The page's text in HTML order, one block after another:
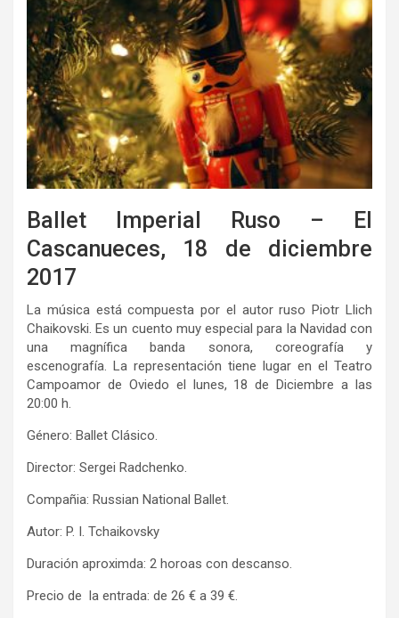
Ballet Imperial Ruso – El
Cascanueces, 18 de diciembre
2017
La música está compuesta por el autor ruso Piotr Llich
Chaikovski. Es un cuento muy especial para la Navidad con
una magnífica banda sonora, coreografía y
escenografía. La representación tiene lugar en el Teatro
Campoamor de Oviedo el lunes, 18 de Diciembre a las
20:00 h.
Género: Ballet Clásico.
Director: Sergei Radchenko.
Compañia: Russian National Ballet.
Autor: P. I. Tchaikovsky
Duración aproximda: 2 horoas con descanso.
Precio de la entrada: de 26 € a 39 €.